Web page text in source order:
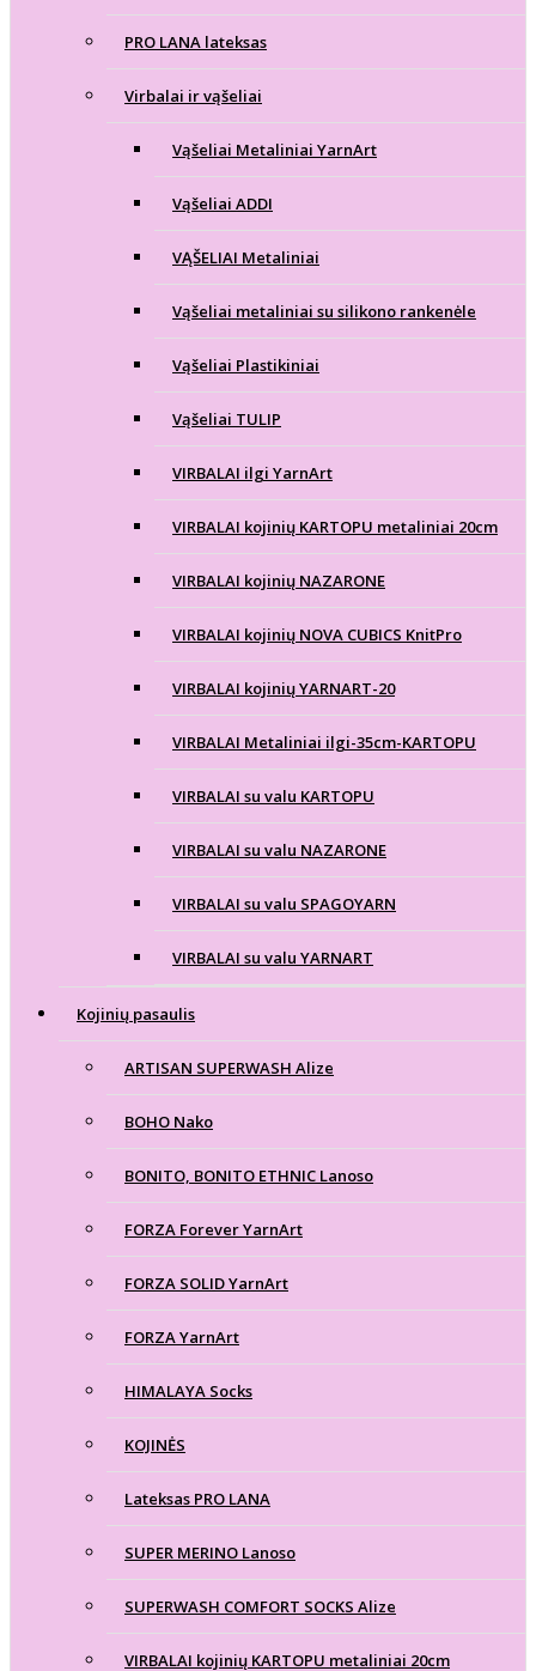
PRO LANA lateksas
Virbalai ir vąšeliai
Vąšeliai Metaliniai YarnArt
Vąšeliai ADDI
VĄŠELIAI Metaliniai
Vąšeliai metaliniai su silikono rankenėle
Vąšeliai Plastikiniai
Vąšeliai TULIP
VIRBALAI ilgi YarnArt
VIRBALAI kojinių KARTOPU metaliniai 20cm
VIRBALAI kojinių NAZARONE
VIRBALAI kojinių NOVA CUBICS KnitPro
VIRBALAI kojinių YARNART-20
VIRBALAI Metaliniai ilgi-35cm-KARTOPU
VIRBALAI su valu KARTOPU
VIRBALAI su valu NAZARONE
VIRBALAI su valu SPAGOYARN
VIRBALAI su valu YARNART
Kojinių pasaulis
ARTISAN SUPERWASH Alize
BOHO Nako
BONITO, BONITO ETHNIC Lanoso
FORZA Forever YarnArt
FORZA SOLID YarnArt
FORZA YarnArt
HIMALAYA Socks
KOJINĖS
Lateksas PRO LANA
SUPER MERINO Lanoso
SUPERWASH COMFORT SOCKS Alize
VIRBALAI kojinių KARTOPU metaliniai 20cm